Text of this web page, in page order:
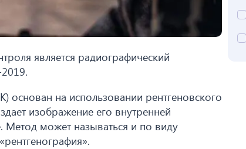
является радиографический
на использовании рентгеновского
изображение его внутренней
Метод может называться и по виду